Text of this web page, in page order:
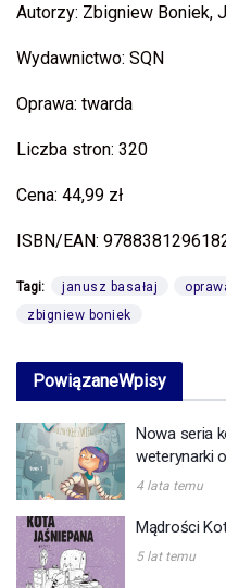
Autorzy: Zbigniew Boniek,
Wydawnictwo: SQN
Oprawa: twarda
Liczba stron: 320
Cena: 44,99 zł
ISBN/EAN:
Tagi: janusz basałaj
zbigniew boniek
PowiązaneWpisy
Nowa seria
weterynarki
4 lata temu
Mądrości
5 lat temu